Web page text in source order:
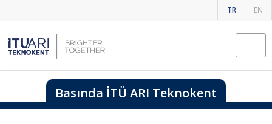
TR EN
Basında İTÜ ARI Teknokent